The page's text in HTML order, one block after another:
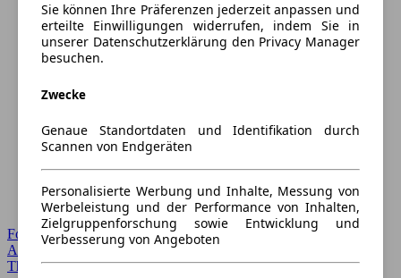
Forum Startseite
Alle Auto-Foren
Themen-Forum
Sie können Ihre Präferenzen jederzeit anpassen und
erteilte Einwilligungen widerrufen, indem Sie in
unserer Datenschutzerklärung den Privacy Manager
besuchen.
Zwecke
Genaue Standortdaten und Identifikation durch
Scannen von Endgeräten
Personalisierte Werbung und Inhalte, Messung von
Werbeleistung und der Performance von Inhalten,
Zielgruppenforschung sowie Entwicklung und
Verbesserung von Angeboten